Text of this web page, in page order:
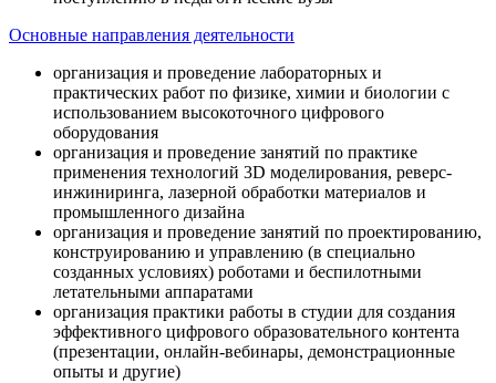
Основные направления деятельности
организация и проведение лабораторных и
практических работ по физике, химии и биологии с
использованием высокоточного цифрового
оборудования
организация и проведение занятий по практике
применения технологий 3D моделирования, реверс-
инжиниринга, лазерной обработки материалов и
промышленного дизайна
организация и проведение занятий по проектированию,
конструированию и управлению (в специально
созданных условиях) роботами и беспилотными
летательными аппаратами
организация практики работы в студии для создания
эффективного цифрового образовательного контента
(презентации, онлайн-вебинары, демонстрационные
опыты и другие)